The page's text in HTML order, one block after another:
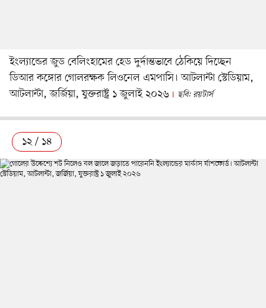
ইংল্যান্ডের জুড বেলিংহামের হেড দুর্দান্তভাবে ঠেকিয়ে দিচ্ছেন
ডিআর কঙ্গোর গোলরক্ষক লিওনেল এমপাসি। আটলান্টা স্টেডিয়াম,
আটলান্টা, জর্জিয়া, যুক্তরাষ্ট্র ১ জুলাই ২০২৬
ছবি: রয়টার্স
১২ / ১৪